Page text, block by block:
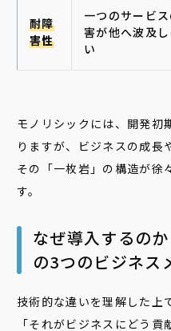
耐障
害性
一つのサービ
害が他へ波及し
い
モノリシックには、開発初
りますが、ビジネスの成長
その「一枚岩」の構造が徐
す。
なぜ導入するの
の3つのビジネス
技術的な違いを理解した上
「それがビジネスにどう貢